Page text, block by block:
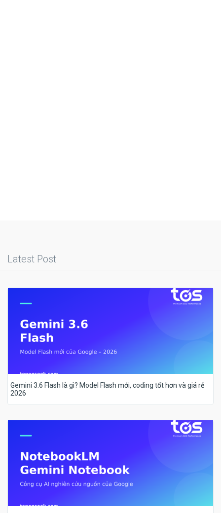
Latest Post
Gemini 3.6 Flash là gì? Model Flash mới, coding tốt hơn và giá rẻ
2026